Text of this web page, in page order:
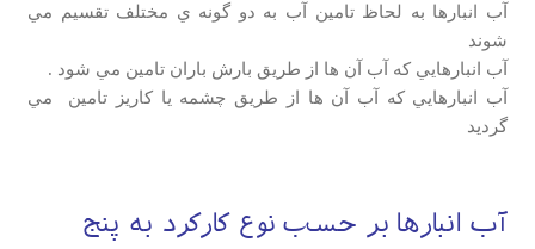
آب انبارها به لحاظ تامين آب به دو گونه ي مختلف تقسيم مي
شوند
آب انبارهايي كه آب آن ها از طريق بارش باران تامين مي شود .
آب انبارهايي كه آب آن ها از طريق چشمه يا كاريز تامين مي
گردید
آب انبارها بر حسب نوع كاركرد به پنج